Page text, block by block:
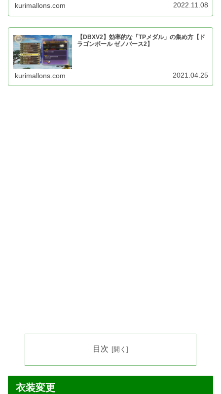
kurimallons.com 2022.11.08
【DBXV2】効率的な「TPメダル」の集め方【ド
ラゴンボール ゼノバース2】
kurimallons.com 2021.04.25
目次
衣装変更